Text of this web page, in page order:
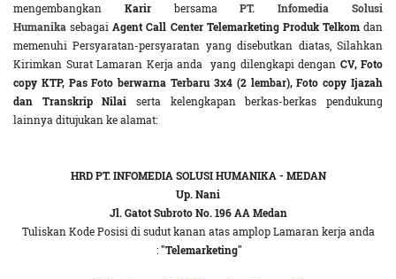
mengembangkan KarirbersamaPT. Infomedia Solusi
Humanika sebagaiAgent Call Center Telemarketing Produk Telkomdan
memenuhi Persyaratan-persyaratan yang disebutkan diatas, Silahkan
Kirimkan Surat Lamaran Kerja anda yang dilengkapi dengan CV, Foto
copy KTP, Pas Foto berwarna Terbaru 3x4 (2 lembar), Foto copy Ijazah
dan Transkrip Nilai serta kelengkapan berkas-berkas pendukung
lainnya ditujukan ke alamat:
HRD PT. INFOMEDIA SOLUSI HUMANIKA - MEDAN
Up. Nani
Jl. Gatot Subroto No. 196 AA Medan
Tuliskan Kode Posisi di sudut kanan atas amplop Lamaran kerja anda
:"Telemarketing"